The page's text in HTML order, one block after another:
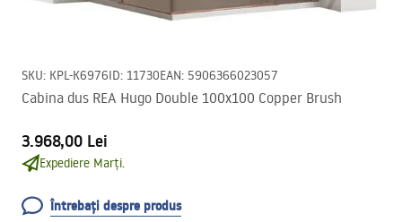
SKU: KPL-K6976ID: 11730EAN: 5906366023057
Cabina dus REA Hugo Double 100x100 Copper Brush
3.968,00 Lei
Expediere Marți.
Întrebați despre produs